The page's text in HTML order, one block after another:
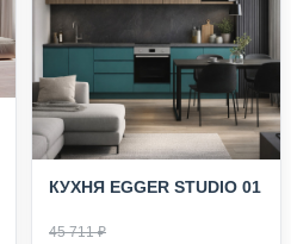
КУХНЯ EGGER STUDIO 01
45 711 ₽